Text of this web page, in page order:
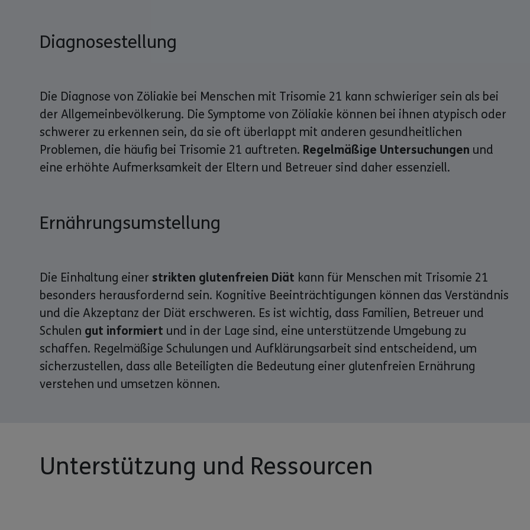
Diagnosestellung
Die Diagnose von Zöliakie bei Menschen mit Trisomie 21 kann schwieriger sein als bei
der Allgemeinbevölkerung. Die Symptome von Zöliakie können bei ihnen atypisch oder
schwerer zu erkennen sein, da sie oft überlappt mit anderen gesundheitlichen
Problemen, die häufig bei Trisomie 21 auftreten. Regelmäßige Untersuchungen und
eine erhöhte Aufmerksamkeit der Eltern und Betreuer sind daher essenziell.
Ernährungsumstellung
Die Einhaltung einer strikten glutenfreien Diät kann für Menschen mit Trisomie 21
besonders herausfordernd sein. Kognitive Beeinträchtigungen können das Verständnis
und die Akzeptanz der Diät erschweren. Es ist wichtig, dass Familien, Betreuer und
Schulen gut informiert und in der Lage sind, eine unterstützende Umgebung zu
schaffen. Regelmäßige Schulungen und Aufklärungsarbeit sind entscheidend, um
sicherzustellen, dass alle Beteiligten die Bedeutung einer glutenfreien Ernährung
verstehen und umsetzen können.
Unterstützung und Ressourcen